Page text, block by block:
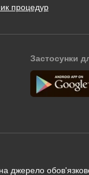
процедур
Застосунки
джерело